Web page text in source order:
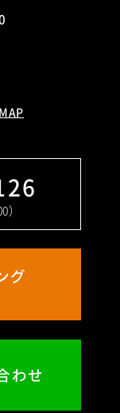
グ
わせ